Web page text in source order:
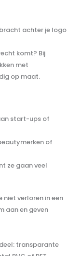
achter je logo
komt? Bij
met
op maat.
start-ups of
of
ze gaan veel
niet verloren in een
aan en geven
transparante